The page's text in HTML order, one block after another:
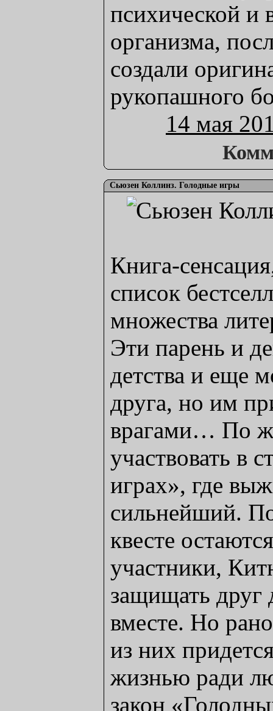
психической и
организма,
создали
рукопашного
14 мая
Сьюзен Коллинз. Голодные игры
Книга-
список
множества
Эти парень и
детства и еще
друга, но им
врагами… По
участвовать в
играх», где
сильнейший.
квесте
участники,
защищать друг
вместе. Но
из них
жизнью ради
закон